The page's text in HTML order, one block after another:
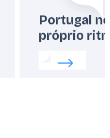
criados na Alemanha
Portugal
próprio
Read more